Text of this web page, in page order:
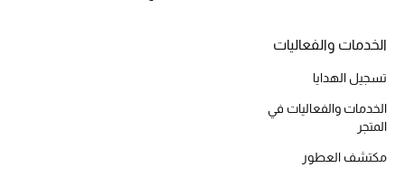
المكياج
العناية بالبشرة
مستحضرات العناية
الخدمات والفعاليات
تسجيل الهدايا
الخدمات والفعاليات في
المتجر
مكتشف العطور